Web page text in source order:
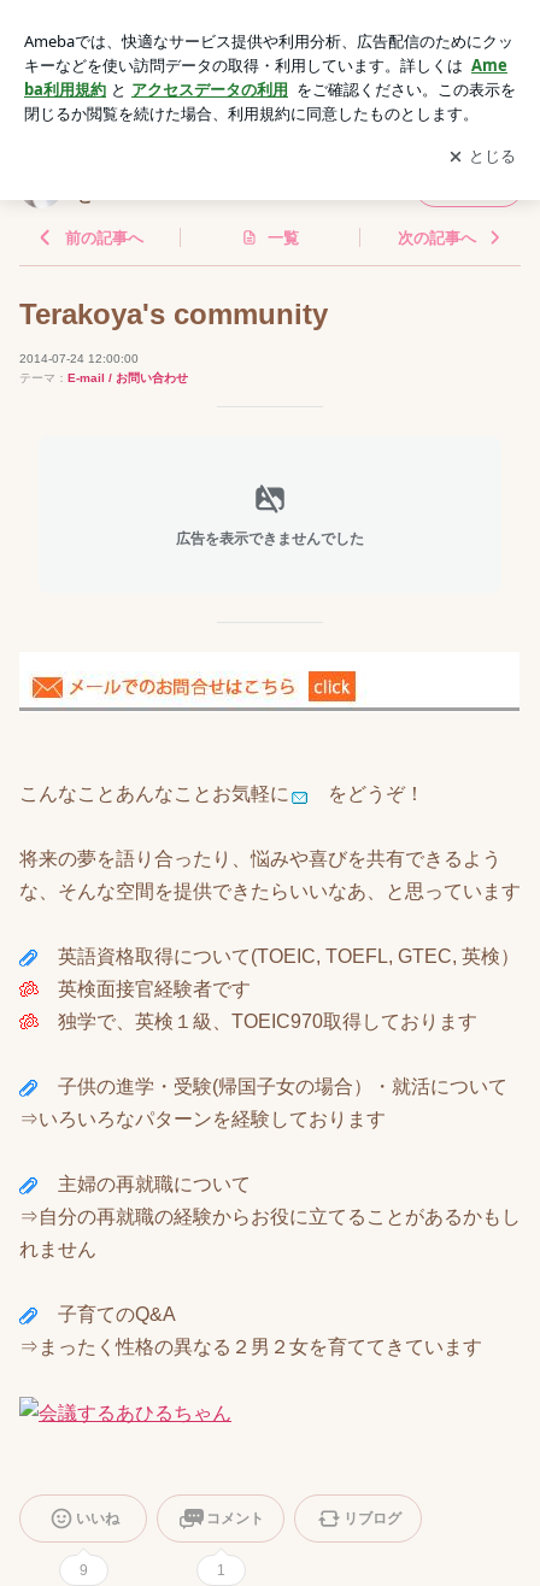
きることアプリをダウンロードして ブログの更新通知
を受け取りまし
ょう。
開く
と
前の記事へ 一覧 次の記事へ
Terakoya's community
2014-07-24 12:00:00
テーマ： E-mail / お問い合わせ
広告を表示できませんでした
こんなことあんなことお気軽に をどうぞ！
将来の夢を語り合ったり、悩みや喜びを共有できるよう
な、そんな空間を提供できたらいいなあ、と思っています
英語資格取得について(TOEIC, TOEFL, GTEC, 英検）
英検面接官経験者です
独学で、英検１級、TOEIC970取得しております
子供の進学・受験(帰国子女の場合）・就活について
⇒いろいろなパターンを経験しております
主婦の再就職について
⇒自分の再就職の経験からお役に立てることがあるかもし
れません
子育てのQ&A
⇒まったく性格の異なる２男２女を育ててきています
いいね
9
コメント
1
リブログ